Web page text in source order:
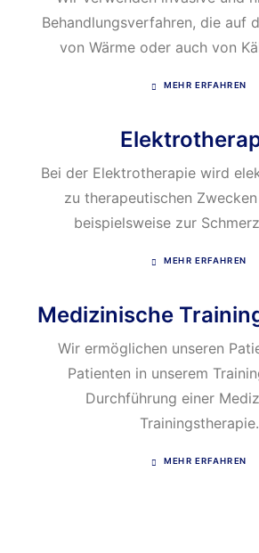
Behandlungsverfahren, die auf
von Wärme oder auch von
MEHR ERFAHREN
Bei der Elektrotherapie wird
zu therapeutischen
beispielsweise zur
MEHR ERFAHREN
Medizinische
Wir ermöglichen unseren
Patienten in unserem
Durchführung einer
Trainingstherapie.
MEHR ERFAHREN